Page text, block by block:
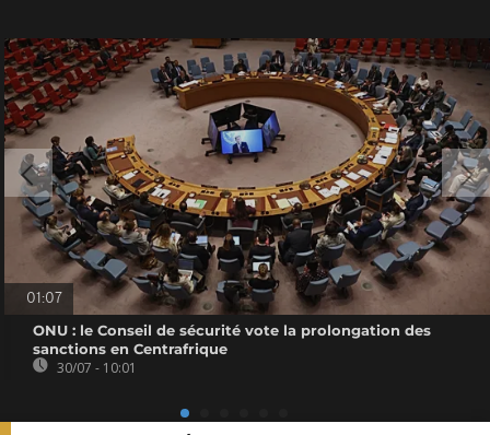
01:07
ONU : le Conseil de sécurité vote la prolongation des
sanctions en Centrafrique
30/07 - 10:01